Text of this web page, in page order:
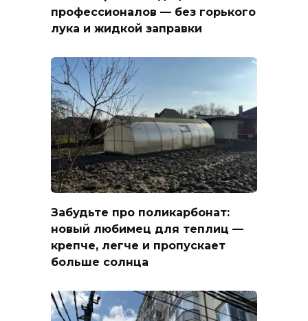
профессионалов — без горького
лука и жидкой заправки
Забудьте про поликарбонат:
новый любимец для теплиц —
крепче, легче и пропускает
больше солнца